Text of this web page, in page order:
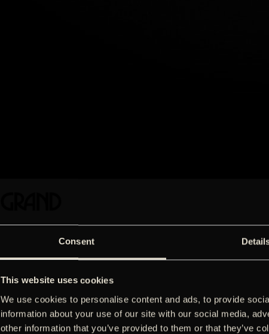
Consent
This website uses cookies
We use cookies to personalise content and ads, to provide
information about your use of our site with our social media,
other information that you’ve provided to them or that they’ve